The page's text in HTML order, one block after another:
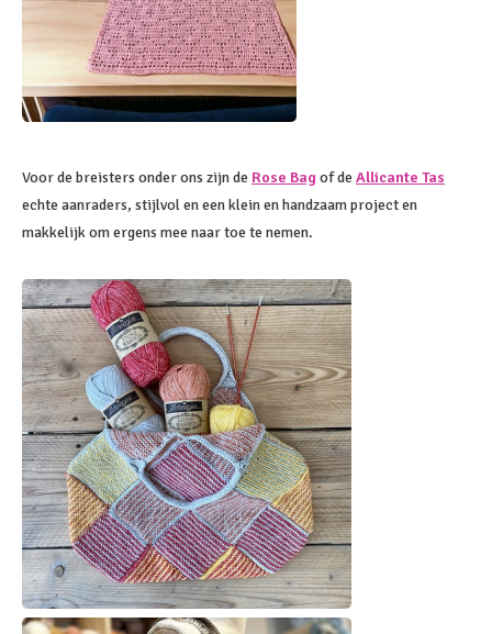
Voor de breisters onder ons zijn de Rose Bagof de Allicante Tas
echte aanraders, stijlvol en een klein en handzaam project en
makkelijk om ergens mee naar toe te nemen.